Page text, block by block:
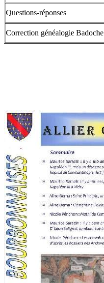
Questions-réponses
Correction généalogie Badoche